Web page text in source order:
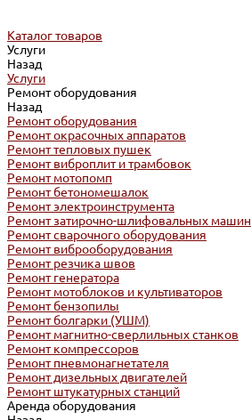
Каталог товаров
Услуги
Назад
Услуги
Ремонт оборудования
Назад
Ремонт оборудования
Ремонт окрасочных аппаратов
Ремонт тепловых пушек
Ремонт виброплит и трамбовок
Ремонт мотопомп
Ремонт бетономешалок
Ремонт электроинструмента
Ремонт затирочно-шлифовальных машин
Ремонт сварочного оборудования
Ремонт виброоборудования
Ремонт резчика швов
Ремонт генератора
Ремонт мотоблоков и культиваторов
Ремонт бензопилы
Ремонт болгарки (УШМ)
Ремонт магнитно-сверлильных станков
Ремонт компрессоров
Ремонт пневмонагнетателя
Ремонт дизельных двигателей
Ремонт штукатурных станций
Аренда оборудования